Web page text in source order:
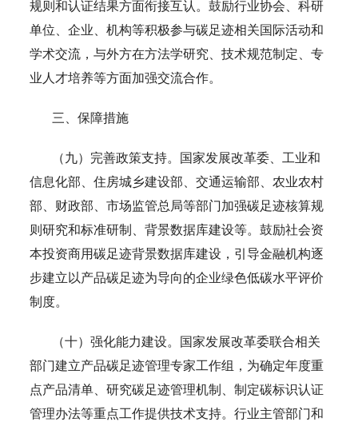
规则和认证结果方面衔接互认。鼓励行业协会、科研
单位、企业、机构等积极参与碳足迹相关国际活动和
学术交流，与外方在方法学研究、技术规范制定、专
业人才培养等方面加强交流合作。
三、保障措施
（九）完善政策支持。国家发展改革委、工业和
信息化部、住房城乡建设部、交通运输部、农业农村
部、财政部、市场监管总局等部门加强碳足迹核算规
则研究和标准研制、背景数据库建设等。鼓励社会资
本投资商用碳足迹背景数据库建设，引导金融机构逐
步建立以产品碳足迹为导向的企业绿色低碳水平评价
制度。
（十）强化能力建设。国家发展改革委联合相关
部门建立产品碳足迹管理专家工作组，为确定年度重
点产品清单、研究碳足迹管理机制、制定碳标识认证
管理办法等重点工作提供技术支持。行业主管部门和